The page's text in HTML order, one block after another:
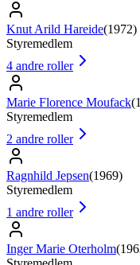
Knut Arild Hareide(1972)
Styremedlem
4 andre roller
Marie Florence Moufack(
Styremedlem
2 andre roller
Ragnhild Jepsen(1969)
Styremedlem
1 andre roller
Inger Marie Oterholm(